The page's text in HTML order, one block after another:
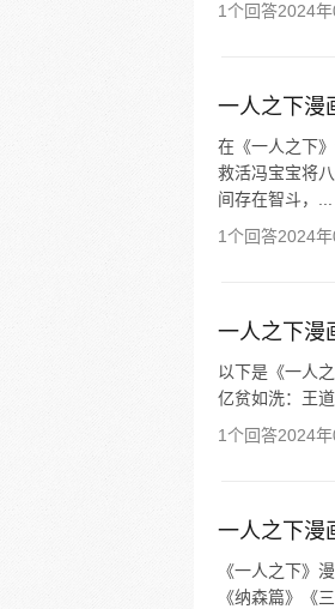
1个回答2024
一人之下漫
在《一人之下
救活冯宝宝将
间存在智斗，...
1个回答2024
一人之下漫
以下是《一人
亿贫如洗：王
1个回答2024
一人之下漫
《一人之下》
《纳森篇》《